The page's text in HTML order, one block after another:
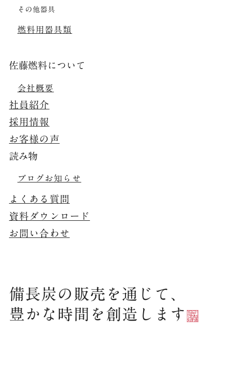
その他器具
燃料用器具類
佐藤燃料について
会社概要
社員紹介
採用情報
お客様の声
読み物
ブログ お知らせ
よくある質問
資料ダウンロード
お問い合わせ
備長炭の販売を通じて、
豊かな時間を創造します